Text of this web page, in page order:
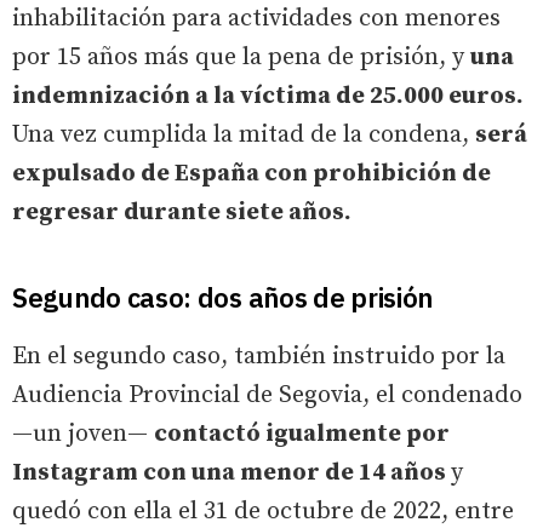
inhabilitación para actividades con menores
por 15 años más que la pena de prisión, yuna
indemnización a la víctima de 25.000 euros.
Una vez cumplida la mitad de la condena, será
expulsado de España con prohibición de
regresar durante siete años.
Segundo caso: dos años de prisión
En el segundo caso, también instruido por la
Audiencia Provincial de Segovia, el condenado
—un joven— contactó igualmente por
Instagram con una menor de 14 años y
quedó con ella el 31 de octubre de 2022, entre